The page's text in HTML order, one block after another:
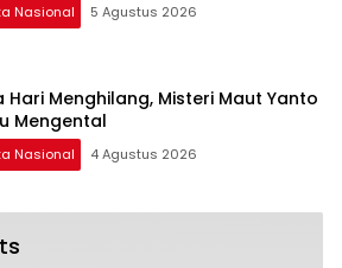
Nasional 5 Agustus 2026
Hari Menghilang, Misteri Maut Yanto
Mengental
Nasional 4 Agustus 2026
Unggul Sementara di Malaka